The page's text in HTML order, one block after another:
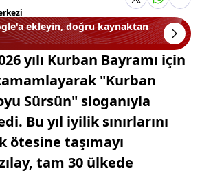
ekleyin, doğru kaynaktan
yılı Kurban Bayramı için
tamamlayarak "Kurban
Sürsün" sloganıyla
Bu yıl iyilik sınırlarını
ötesine taşımayı
tam 30 ülkede